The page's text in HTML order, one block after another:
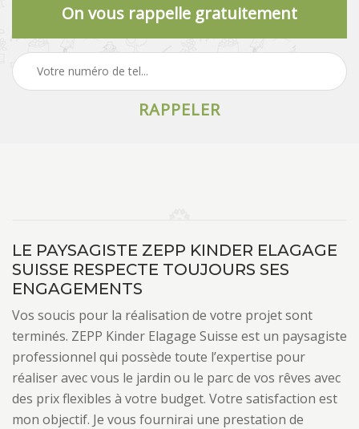
On vous rappelle gratuitement
LE PAYSAGISTE ZEPP KINDER ELAGAGE
SUISSE RESPECTE TOUJOURS SES
ENGAGEMENTS
Vos soucis pour la réalisation de votre projet sont
terminés. ZEPP Kinder Elagage Suisse est un paysagiste
professionnel qui possède toute l’expertise pour
réaliser avec vous le jardin ou le parc de vos rêves avec
des prix flexibles à votre budget. Votre satisfaction est
mon objectif. Je vous fournirai une prestation de